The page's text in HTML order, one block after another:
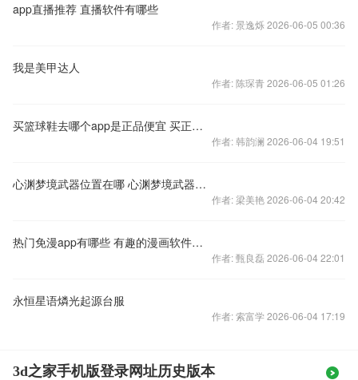
app直播推荐 直播软件有哪些
作者: 景逸烁 2026-06-05 00:36
我是美甲达人
作者: 陈琛青 2026-06-05 01:26
买篮球鞋去哪个app是正品便宜 买正品篮球鞋软件推荐
作者: 韩韵澜 2026-06-04 19:51
心渊梦境武器位置在哪 心渊梦境武器获取方式介绍
作者: 梁美艳 2026-06-04 20:42
热门免漫app有哪些 有趣的漫画软件分享
作者: 甄良磊 2026-06-04 22:01
永恒星语燐光起源台服
作者: 索富学 2026-06-04 17:19
3d之家手机版登录网址历史版本